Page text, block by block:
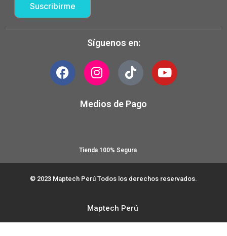
Suscribirme
Síguenos en:
Medios de Pago
Tienda 100% Segura
© 2023 Maptech Perú Todos los derechos reservados.
Maptech Perú